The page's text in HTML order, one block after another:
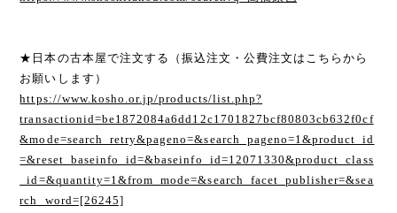
★日本の古本屋で注文する（振込注文・公費注文はこちらから
お願いします）
https://www.kosho.or.jp/products/list.php?
transactionid=be1872084a6dd12c1701827bcf80803cb632f0cf
&mode=search_retry&pageno=&search_pageno=1&product_id
=&reset_baseinfo_id=&baseinfo_id=12071330&product_class
_id=&quantity=1&from_mode=&search_facet_publisher=&sea
rch_word=[26245]